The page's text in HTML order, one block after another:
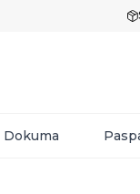
Dokuma